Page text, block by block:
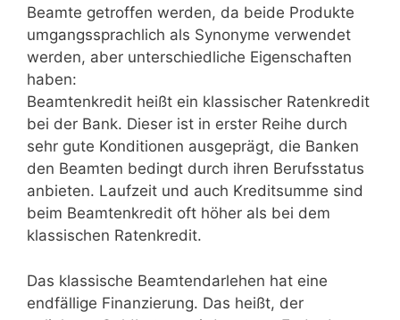
Beamte getroffen werden, da beide Produkte
umgangssprachlich als Synonyme verwendet
werden, aber unterschiedliche Eigenschaften
haben:
Beamtenkredit heißt ein klassischer Ratenkredit
bei der Bank. Dieser ist in erster Reihe durch
sehr gute Konditionen ausgeprägt, die Banken
den Beamten bedingt durch ihren Berufsstatus
anbieten. Laufzeit und auch Kreditsumme sind
beim Beamtenkredit oft höher als bei dem
klassischen Ratenkredit.
Das klassische Beamtendarlehen hat eine
endfällige Finanzierung. Das heißt, der